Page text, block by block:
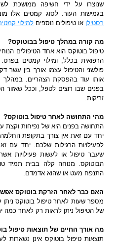
שנוצרו על ידי חשיפה ממושכת
בגמישות העור. לסוג קמטים אלו
רסטילן או טיפולים נוספים למילוי
מה קורה במהלך טיפול בבוטוקס?
טיפול בוטוקס הוא אחד הטיפולים
הרפואית בכלל, ומילוי קמטים בפרט.
פולשני והטיפול עצמו אורך בין
אותו עוד בהפסקת הצהריים. במהלך
בפנים שבו רוצים לטפל, וככל שאזור
זריקות.
מהי התחושה לאחר טיפול בוטוקס?
התחושה בפנים היא של נפיחות וקצת
יחד עם זאת אין צורך בתקופת החלמה
לפעילויות הרגילות שלכם. יחד
שעבר טיפול או לעשות פעילויות
הבוטוקס. מנוחה קלה בבית תמיד
התנפח מעט או שהוא אדמדם.
האם כבר לאחר הזרקת בוטוקס
מספר שעות לאחר טיפול בוטוקס ניתן
של הטיפול ניתן לראות רק לאחר כמה
מה אורך החיים של תוצאות טיפול
תוצאות טיפול בוטוקס אינן נשארות